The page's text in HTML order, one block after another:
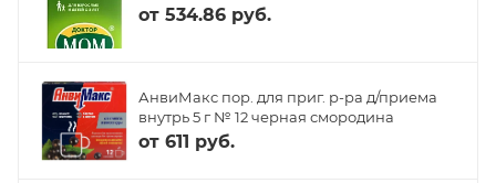
от 534.86 руб.
АнвиМакс пор. для приг. р-ра д/приема
внутрь 5 г № 12 черная смородина
от 611 руб.